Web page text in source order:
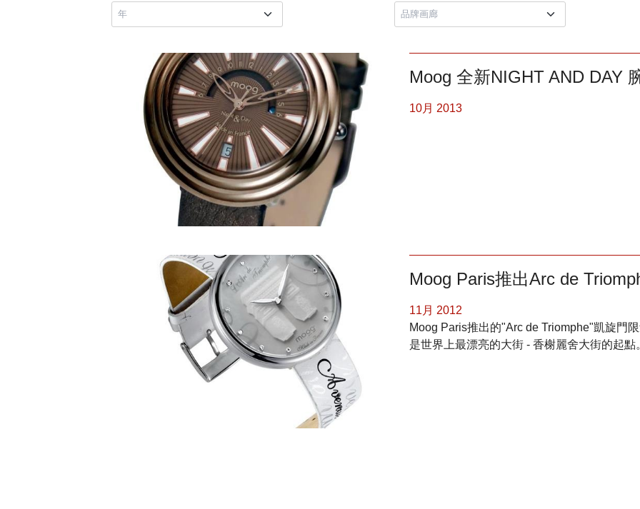
Moog 全新NIGHT AND DAY
10月 2013
Moog Paris推出Arc de
11月 2012
Moog Paris推出的"Arc de Triomphe"凱旋門
是世界上最漂亮的大街 - 香榭麗舍大街的起點